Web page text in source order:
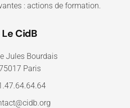
: actions de formation.
Le CidB
Jules Bourdais
Paris